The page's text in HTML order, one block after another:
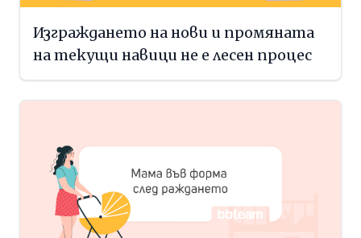
Изграждането на нови и промяната
на текущи навици не е лесен процес